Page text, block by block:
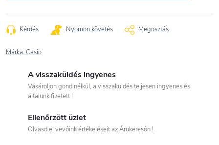
Kérdés Nyomon követés Megosztás
Márka: Casio
A visszaküldés ingyenes
Vásároljon gond nélkül, a visszaküldés teljesen ingyenes és
általunk fizetett !
Ellenőrzött üzlet
Olvasd el vevőink értékeléseit az Árukeresőn !